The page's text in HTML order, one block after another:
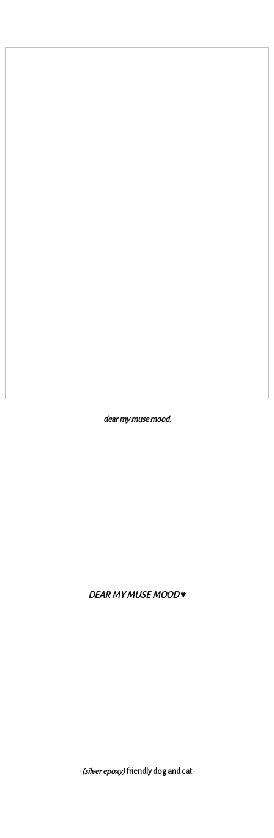
dear my muse mood.
DEAR MY MUSE MOOD ♥
· (silver epoxy)friendly dog and cat ·